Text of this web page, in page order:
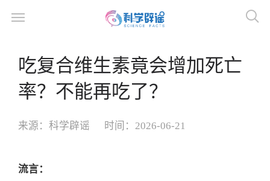
吃复合维生素竟会增加死亡
率？不能再吃了？
来源： 科学辟谣 时间： 2026-06-21
流言：